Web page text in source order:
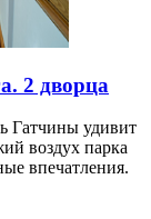
2 дворца
Гатчины удивит
воздух парка
впечатления.